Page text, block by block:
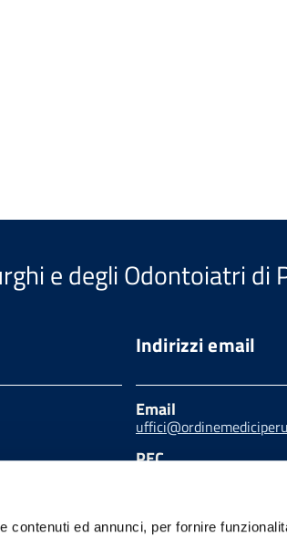
contenuti ed annunci, per fornire
e degli Odontoiatri di
web
in
PER LA
Indirizzi email
Email
PEC